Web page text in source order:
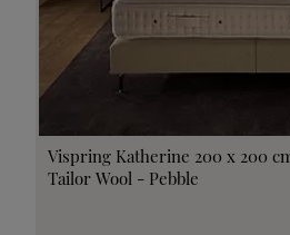
Vispring Katherine 200 x 200
Tailor Wool - Pebble